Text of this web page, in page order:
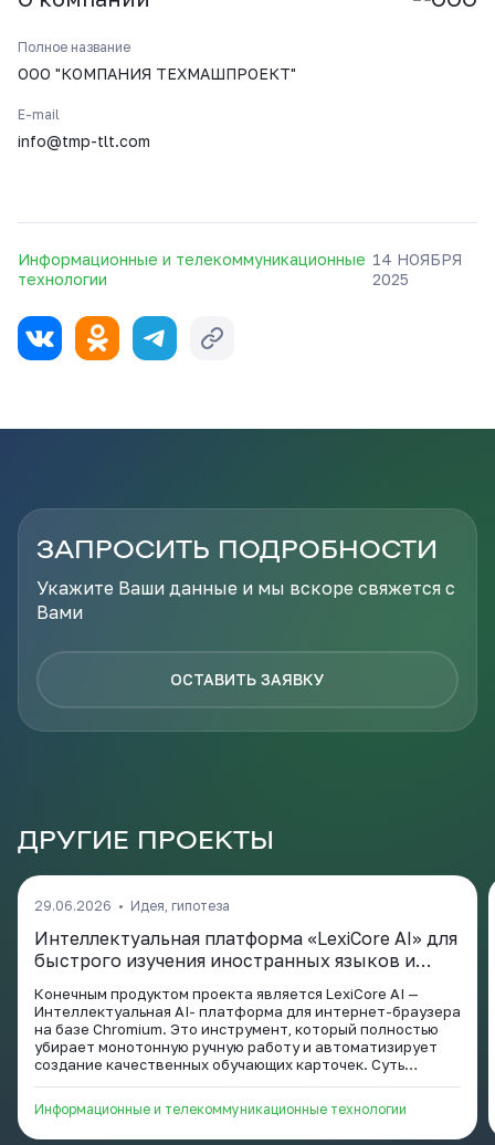
Полное название
ООО "КОМПАНИЯ ТЕХМАШПРОЕКТ"
E-mail
info@tmp-tlt.com
Информационные и телекоммуникационные
технологии
14 НОЯБРЯ
2025
ЗАПРОСИТЬ ПОДРОБНОСТИ
Укажите Ваши данные и мы вскоре свяжется с
Вами
ОСТАВИТЬ ЗАЯВКУ
ДРУГИЕ ПРОЕКТЫ
29.06.2026 • Идея, гипотеза
Интеллектуальная платформа «LexiCore AI» для
быстрого изучения иностранных языков и
Конечным продуктом проекта является LexiCore AI —
Интеллектуальная AI- платформа для интернет-браузера
на базе Chromium. Это инструмент, который полностью
убирает монотонную ручную работу и автоматизирует
создание качественных обучающих карточек. Суть
приложения интервального повторения Anki. Вместо того
чтобы тратить по 5 минут на ручное оформление одного
Информационные и телекоммуникационные технологии